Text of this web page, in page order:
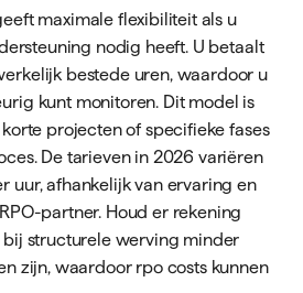
maximale flexibiliteit als u
nodig heeft. U betaalt
bestede uren, waardoor u
kunt monitoren. Dit model is
projecten of specifieke fases
De tarieven in 2026 variëren
uur, afhankelijk van ervaring en
partner. Houd er rekening
structurele werving minder
zijn, waardoor rpo costs kunnen